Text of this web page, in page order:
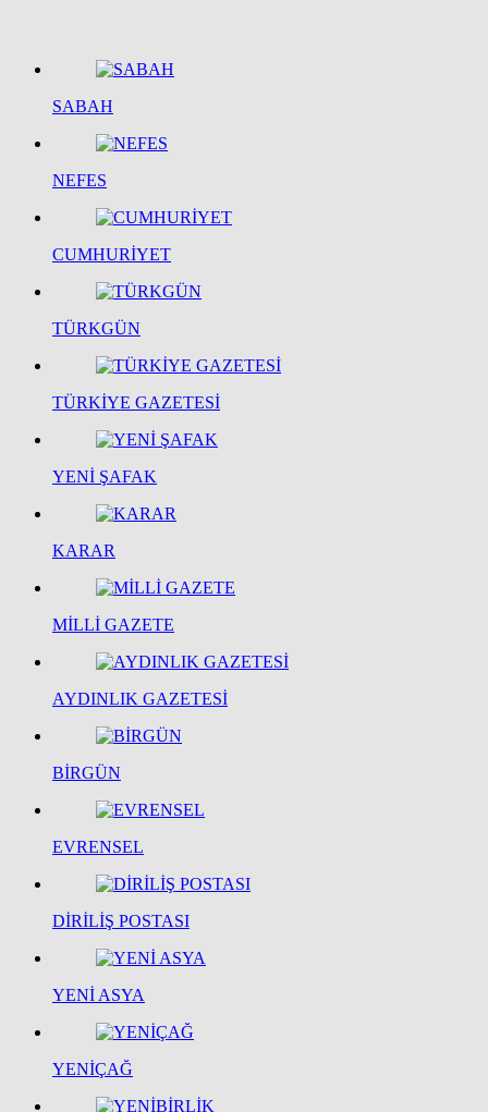
SABAH
NEFES
CUMHURİYET
TÜRKGÜN
TÜRKİYE GAZETESİ
YENİ ŞAFAK
KARAR
MİLLİ GAZETE
AYDINLIK GAZETESİ
BİRGÜN
EVRENSEL
DİRİLİŞ POSTASI
YENİ ASYA
YENİÇAĞ